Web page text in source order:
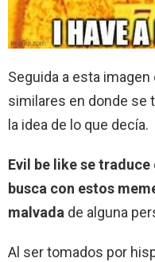
Seguida a esta
similares en donde se
la idea de lo que decía.
Evil be like se
busca con estos
malvada de alguna
Al ser tomados por